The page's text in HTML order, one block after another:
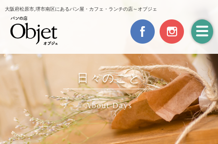
大阪府松原市,堺市南区にあるパン屋・カフェ・ランチの店～オブジェ
日々のこと
About Days